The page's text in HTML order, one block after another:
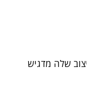
שלה מדגיש